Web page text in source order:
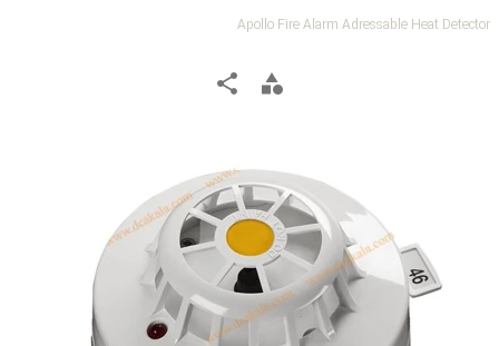
Apollo Fire Alarm Adressable Heat Detector